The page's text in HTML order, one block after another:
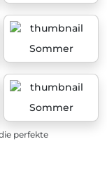
Sommer
Sommer
perfekte